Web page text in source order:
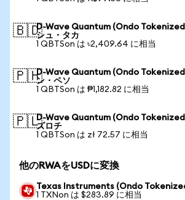
🇧🇩D-Wave Quantum (Ondo
シュ・タカ
1 QBTSon は ৳2,409.64 に相当
🇵🇭D-Wave Quantum (Ondo
ン・ペソ
1 QBTSon は ₱1,182.82 に相当
🇵🇱D-Wave Quantum (Ondo
ズロチ
1 QBTSon は zł 72.57 に相当
他のRWAをUSDに変換
Texas Instruments (Ondo
1 TXNon は $283.89 に相当